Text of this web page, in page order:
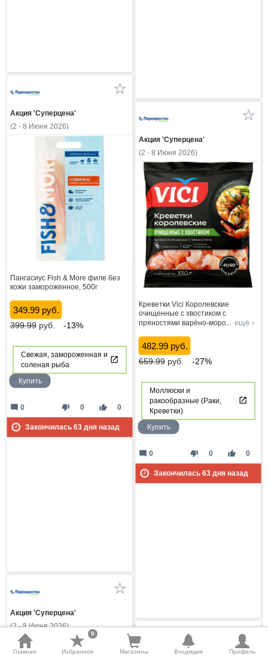
Акция 'Суперцена'
(2 - 8 Июня 2026)
Пангасиус Fish & More филе без
кожи замороженное, 500г
349.99 руб.
399.99руб. -13%
Свежая, замороженная и
соленая рыба
Купить
thumb_down 0 thumb_up 0
mode_comment 0
Закончилась 63дня назад
Акция 'Суперцена'
(2 - 8 Июня 2026)
Креветки Vici Королевские
очищенные с хвостиком с
пряностями варёно-моро... ещё ›
482.99 руб.
659.99руб. -27%
Моллюски и
ракообразные (Раки,
Креветки)
Купить
thumb_down 0 thumb_up 0
mode_comment 0
Закончилась 63дня назад
Акция 'Суперцена'
(2 - 8 Июня 2026)
Главная Избранное
0
Магазины Входящие Профиль